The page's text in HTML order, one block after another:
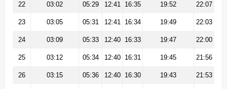
22 03:02 05:29 12:41 16:35 19:52 22:07
23 03:05 05:31 12:41 16:34 19:49 22:03
24 03:09 05:33 12:40 16:33 19:47 22:00
25 03:12 05:34 12:40 16:31 19:45 21:56
26 03:15 05:36 12:40 16:30 19:43 21:53